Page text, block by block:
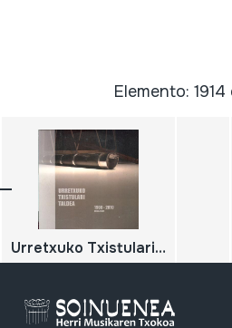
Elemento: 1914
Urretxuko Txistulari Taldea; Agupación de Txistularis de Urretxu; 1960-2010 Argazkiak